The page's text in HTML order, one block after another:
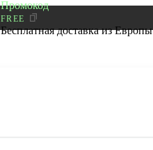
Промокод
FREE
Бесплатная доставка из Европы